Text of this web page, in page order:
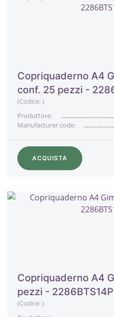
Copriquaderno A4
conf. 25 pezzi -
(Codice:)
Produttore:
Manufacturer code:
ACQUISTA
Copriquaderno A4
pezzi -
(Codice:)